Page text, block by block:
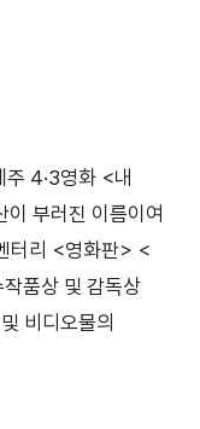
4·3영화 <내
부러진 이름이여
터리 <영화판> <
품상 및 감독상
비디오물의